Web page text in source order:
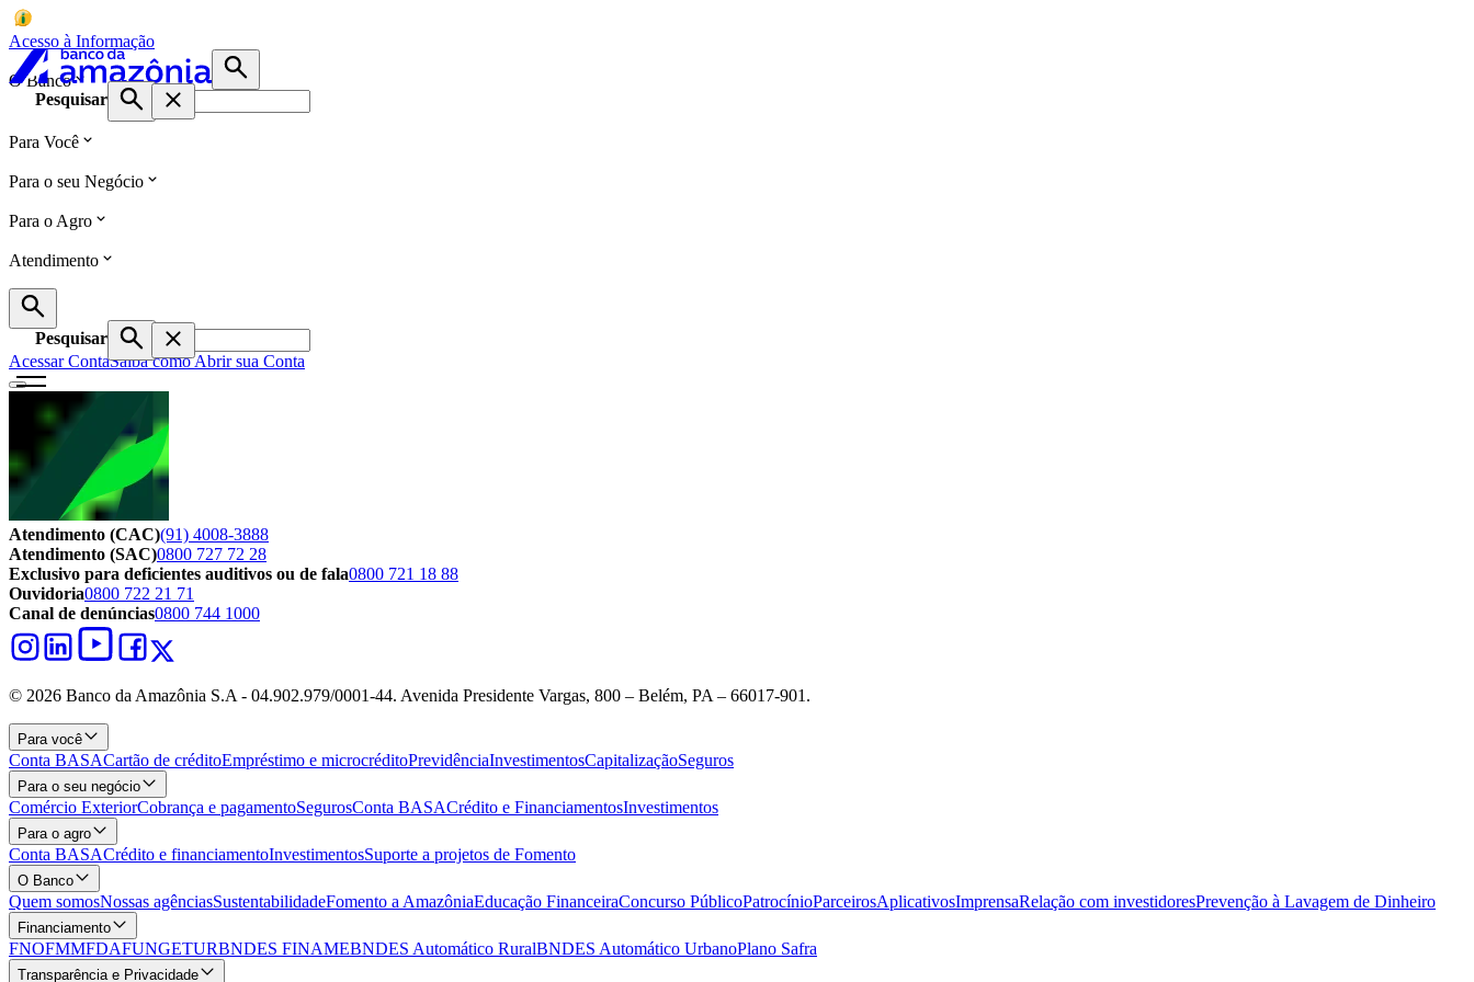
Acesso à Informação
O Banco
Pesquisar
Para Você
Para o seu Negócio
Para o Agro
Atendimento
Pesquisar
Acessar ContaSaiba como Abrir sua Conta
Atendimento (CAC)(91) 4008-3888
Atendimento (SAC)0800 727 72 28
Exclusivo para deficientes auditivos ou de fala0800 721 18 88
Ouvidoria0800 722 21 71
Canal de denúncias0800 744 1000
© 2026 Banco da Amazônia S.A - 04.902.979/0001‐44. Avenida Presidente Vargas, 800 – Belém, PA – 66017-901.
Para você
Conta BASACartão de créditoEmpréstimo e microcréditoPrevidênciaInvestimentosCapitalizaçãoSeguros
Para o seu negócio
Comércio ExteriorCobrança e pagamentoSegurosConta BASACrédito e FinanciamentosInvestimentos
Para o agro
Conta BASACrédito e financiamentoInvestimentosSuporte a projetos de Fomento
O Banco
Quem somosNossas agênciasSustentabilidadeFomento a AmazôniaEducação FinanceiraConcurso PúblicoPatrocínioParceirosAplicativosImprensaRelação com investidoresPrevenção à Lavagem de Dinheiro
Financiamento
FNOFMMFDAFUNGETURBNDES FINAMEBNDES Automático RuralBNDES Automático UrbanoPlano Safra
Transparência e Privacidade